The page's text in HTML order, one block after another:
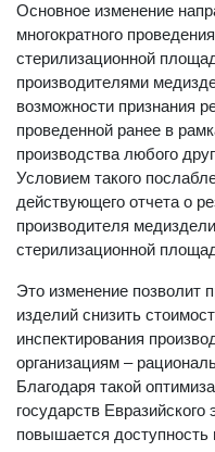
Основное изменение
многократного
стерилизационной
производителями
возможности признания
проведенной ранее в
производства любого
Условием такого
действующего отчета о
производителя
стерилизационной
Это изменение позволит
изделий снизить
инспектирования
организациям –
Благодаря такой
государств
повышается доступность